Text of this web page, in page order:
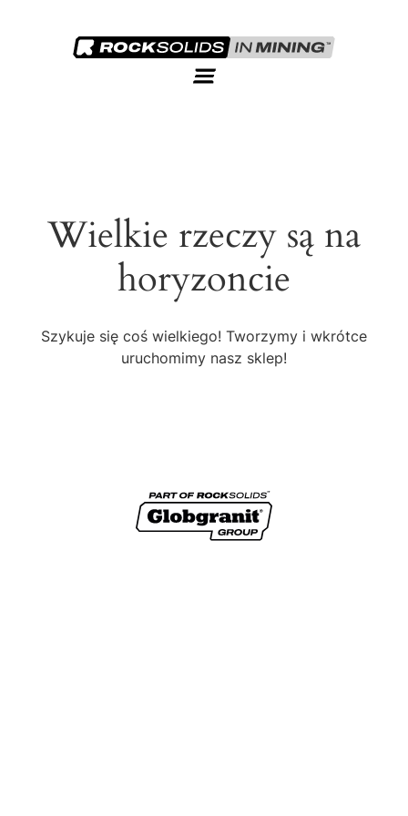
Wielkie rzeczy są na
horyzoncie
Szykuje się coś wielkiego! Tworzymy i wkrótce
uruchomimy nasz sklep!